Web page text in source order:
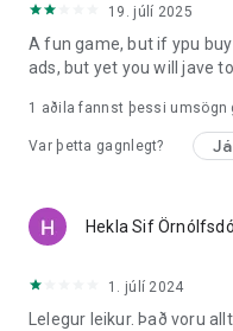
Stuðningur:
19. júlí 2025
A fun game, but if ypu
ads, but yet you will jave
1 aðila fannst þessi umsögn
Var þetta gagnlegt? Já
Hekla Sif
1. júlí 2024
Lelegur leikur. Það voru